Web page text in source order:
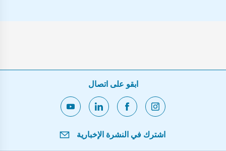
ابقو على اتصال
اشترك في النشرة الإخبارية